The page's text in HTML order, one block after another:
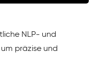
NLP- und
präzise und